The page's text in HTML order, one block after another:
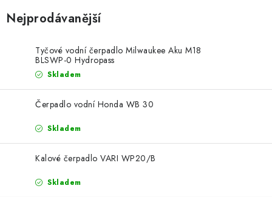
Nejprodávanější
Tyčové vodní čerpadlo Milwaukee Aku M18
BLSWP-0 Hydropass
Skladem
Čerpadlo vodní Honda WB 30
Skladem
Kalové čerpadlo VARI WP20/B
Skladem